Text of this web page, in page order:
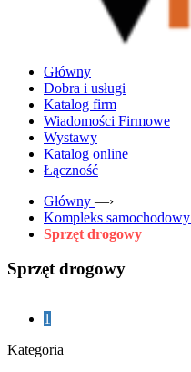
Główny
Dobra i usługi
Katalog firm
Wiadomości Firmowe
Wystawy
Katalog online
Łączność
Główny —›
Kompleks samochodowy
Sprzęt drogowy
Sprzęt drogowy
1
Kategoria